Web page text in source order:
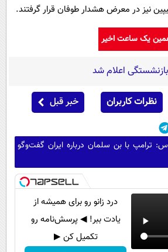
نیز در معرض هشدار طوفان قرار گرفتند.
یک ساعت اخیر
اعلام شد
نظرات کاربران خبر قبل
ترامپ با بن سلمان درباره ایران گفت‌وگو
درد زانو رو برای همیشه از
یادت ببر! ◀ پرسش‌نامه رو
تکمیل کن ▶